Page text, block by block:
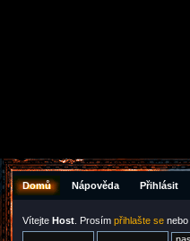
Domů Nápověda Přihlásit
Vítejte Host . Prosím přihlašte se nebo